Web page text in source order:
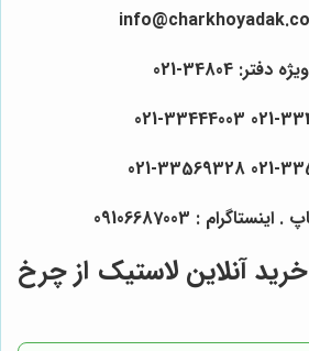
34804-021
021-
021-
: 09106687003
آنلاین لاستیک از چرخ